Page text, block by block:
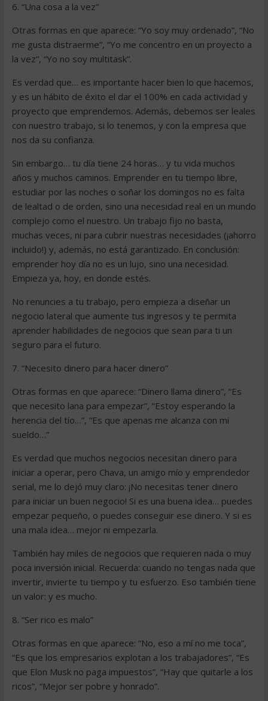
6. “Una cosa a la vez”
Otras formas en que aparece: “Yo soy muy ordenado”, “No
me gusta distraerme”, “Yo me concentro en un proyecto a
la vez”, “Yo no soy multitask”.
Es verdad que… es importante hacer bien lo que hacemos,
y es un hábito de éxito el dar el 100% en cada actividad y
proyecto que emprendemos. Además, debemos ser leales
con nuestro trabajo, si lo tenemos, y con la empresa que
nos da su confianza.
Sin embargo… tu día tiene 24 horas… y tu vida muchos
años y muchos caminos. Emprender en tu tiempo libre,
estudiar por las noches o soñar los domingos no es falta
de lealtad o de orden, sino una necesidad real en un mundo
complejo como el nuestro. Un trabajo fijo no basta,
muchas veces, ni para cubrir nuestras necesidades (¡ahorro
incluido!) y, además, no está garantizado. En conclusión:
emprender hoy día no es un lujo, sino una necesidad.
Empieza ya, hoy, en donde estés.
No renuncies a tu trabajo, pero empieza a diseñar un
negocio lateral que aumente tus ingresos y te permita
aprender habilidades de negocios que sean para ti un
seguro para el futuro.
7. “Necesito dinero para hacer dinero”
Otras formas en que aparece: “Dinero llama dinero”, “Es
que necesito lana para empezar”, “Estoy esperando la
herencia del tío…”, “Es que apenas me alcanza con mi
sueldo…”
Es verdad que muchos negocios necesitan dinero para
iniciar a operar, pero Chava, un amigo mío y emprendedor
serial, me lo dejó muy claro: ¡No necesitas tener dinero
para iniciar un buen negocio! Si es una buena idea… puedes
empezar pequeño, o puedes conseguir ese dinero. Y si es
una mala idea… mejor ni empezarla.
También hay miles de negocios que requieren nada o muy
poca inversión inicial. Recuerda: cuando no tengas nada que
invertir, invierte tu tiempo y tu esfuerzo. Eso también tiene
un valor: y es mucho.
8. “Ser rico es malo”
Otras formas en que aparece: “No, eso a mí no me toca”,
“Es que los empresarios explotan a los trabajadores”, “Es
que Elon Musk no paga impuestos”, “Hay que quitarle a los
ricos”, “Mejor ser pobre y honrado”.